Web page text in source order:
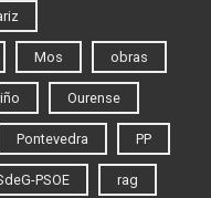
Mos obras
Ourense
Pontevedra PP
PSOE rag